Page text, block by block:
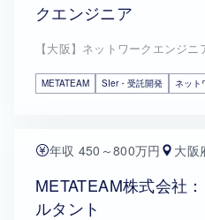
クエンジニア
【大阪】ネットワークエンジニ
METATEAM SIer・受託開発 ネット
年収 450～800万円 大阪
METATEAM株式会社
ルタント